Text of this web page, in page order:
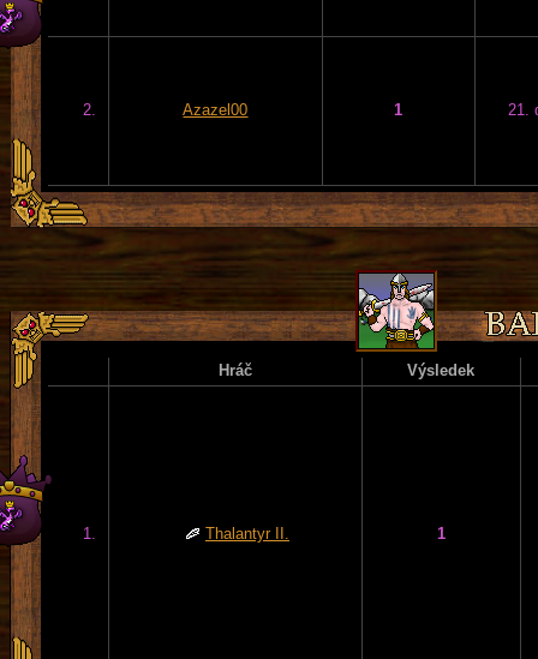
2. Azazel00 1 21.
Hráč Výsledek
1. Thalantyr II. 1